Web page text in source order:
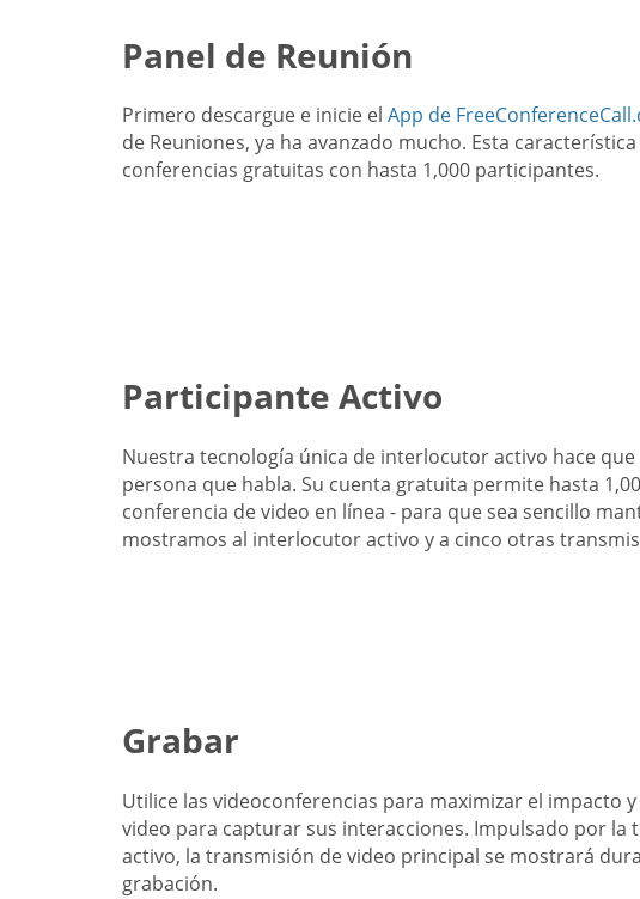
Panel de Reunión
Primero descargue e inicie el App de
de Reuniones, ya ha avanzado mucho. Esta
conferencias gratuitas con hasta 1,000 participantes.
Participante Activo
Nuestra tecnología única de interlocutor activo hace que
persona que habla. Su cuenta gratuita permite hasta
conferencia de video en línea - para que sea sencillo
mostramos al interlocutor activo y a cinco otras
Grabar
Utilice las videoconferencias para maximizar el impacto
video para capturar sus interacciones. Impulsado por la
activo, la transmisión de video principal se mostrará
grabación.